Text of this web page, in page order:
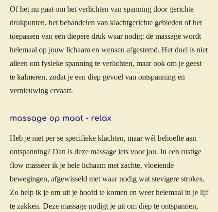
Of het nu gaat om het verlichten van spanning door gerichte
drukpunten, het behandelen van klachtgerichte gebieden of het
toepassen van een diepere druk waar nodig: de massage wordt
helemaal op jouw lichaam en wensen afgestemd. Het doel is niet
alleen om fysieke spanning te verlichten, maar ook om je geest
te kalmeren, zodat je een diep gevoel van ontspanning en
vernieuwing ervaart.
massage op maat - relax
Heb je niet per se specifieke klachten, maar wél behoefte aan
ontspanning? Dan is deze massage iets voor jou. In een rustige
flow masseer ik je hele lichaam met zachte, vloeiende
bewegingen, afgewisseld met waar nodig wat stevigere strokes.
Zo help ik je om uit je hoofd te komen en weer helemaal in je lijf
te zakken. Deze massage nodigt je uit om diep te ontspannen,